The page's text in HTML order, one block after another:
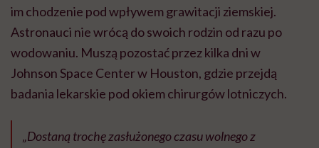
im chodzenie pod wpływem grawitacji ziemskiej.
Astronauci nie wrócą do swoich rodzin od razu po
wodowaniu. Muszą pozostać przez kilka dni w
Johnson Space Center w Houston, gdzie przejdą
badania lekarskie pod okiem chirurgów lotniczych.
„Dostaną trochę zasłużonego czasu wolnego z